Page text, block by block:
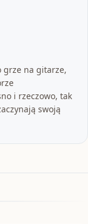
grze na gitarze,
i rzeczowo, tak
swoją